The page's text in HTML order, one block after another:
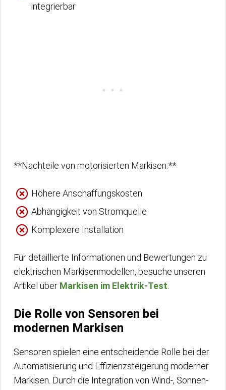
integrierbar
**Nachteile von motorisierten Markisen:**
Höhere Anschaffungskosten
Abhängigkeit von Stromquelle
Komplexere Installation
Für detaillierte Informationen und Bewertungen zu
elektrischen Markisenmodellen, besuche unseren
Artikel über Markisen im Elektrik-Test
Die Rolle von Sensoren bei
modernen Markisen
Sensoren spielen eine entscheidende Rolle bei der
Automatisierung und Effizienzsteigerung moderner
Markisen. Durch die Integration von Wind-, Sonnen-